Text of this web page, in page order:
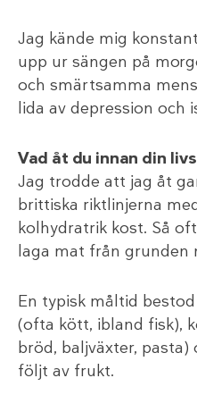
Jag kände mig
upp ur sängen på
och smärtsamma
lida av depression och
Vad åt du innan din
Jag trodde att jag åt
brittiska riktlinjerna
kolhydratrik kost. Så
laga mat från grunden
En typisk måltid
(ofta kött, ibland fisk),
bröd, baljväxter,
följt av frukt.